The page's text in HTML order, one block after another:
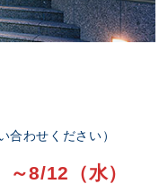
合わせください）
8/12（水）